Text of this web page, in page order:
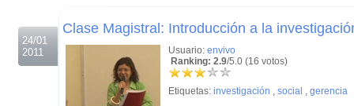
24/01
2011
Clase Magistral: Introducción a la
Usuario: envivo
Ranking: 2.9/5.0 (16 votos)
Etiquetas: investigación , social , gerencia